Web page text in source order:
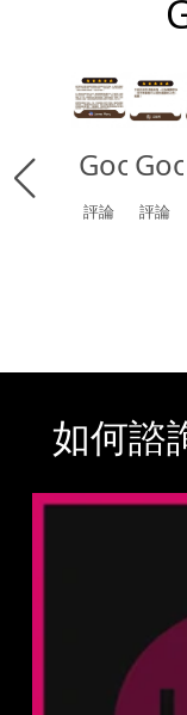
Google
評論 評論
如何諮